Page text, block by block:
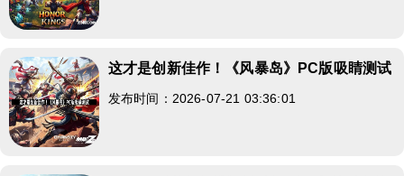
这才是创新佳作！《风暴岛》PC版吸睛测试
发布时间：2026-07-21 03:36:01